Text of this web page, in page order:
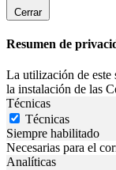
Cerrar
Resumen de
La utilización de este
la instalación de las
Técnicas
Técnicas
Siempre habilitado
Necesarias para el
Analíticas